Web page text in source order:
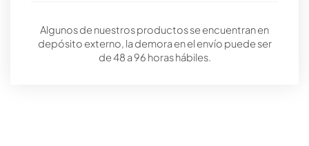
Algunos de nuestros productos se encuentran en
depósito externo, la demora en el envío puede ser
de 48 a 96 horas hábiles.